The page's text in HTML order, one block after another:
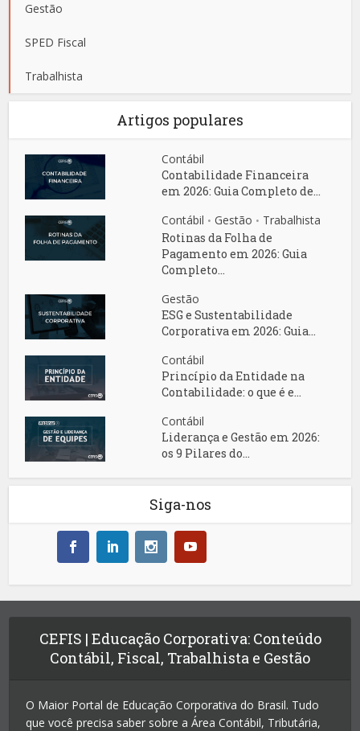
Gestão
SPED Fiscal
Trabalhista
Artigos populares
Contábil
Contabilidade Financeira
em 2026: Guia Completo de...
Contábil • Gestão • Trabalhista
Rotinas da Folha de
Pagamento em 2026: Guia
Completo...
Gestão
ESG e Sustentabilidade
Corporativa em 2026: Guia...
Contábil
Princípio da Entidade na
Contabilidade: o que é e...
Contábil
Liderança e Gestão em 2026:
os 9 Pilares do...
Siga-nos
CEFIS | Educação Corporativa: Conteúdo
Contábil, Fiscal, Trabalhista e Gestão
O Maior Portal de Educação Corporativa do Brasil. Tudo
que você precisa saber sobre a Área Contábil, Tributária,